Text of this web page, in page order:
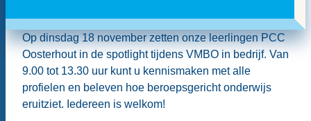
Op dinsdag 18 november zetten onze leerlingen PCC
Oosterhout in de spotlight tijdens VMBO in bedrijf. Van
9.00 tot 13.30 uur kunt u kennismaken met alle
profielen en beleven hoe beroepsgericht onderwijs
eruitziet. Iedereen is welkom!